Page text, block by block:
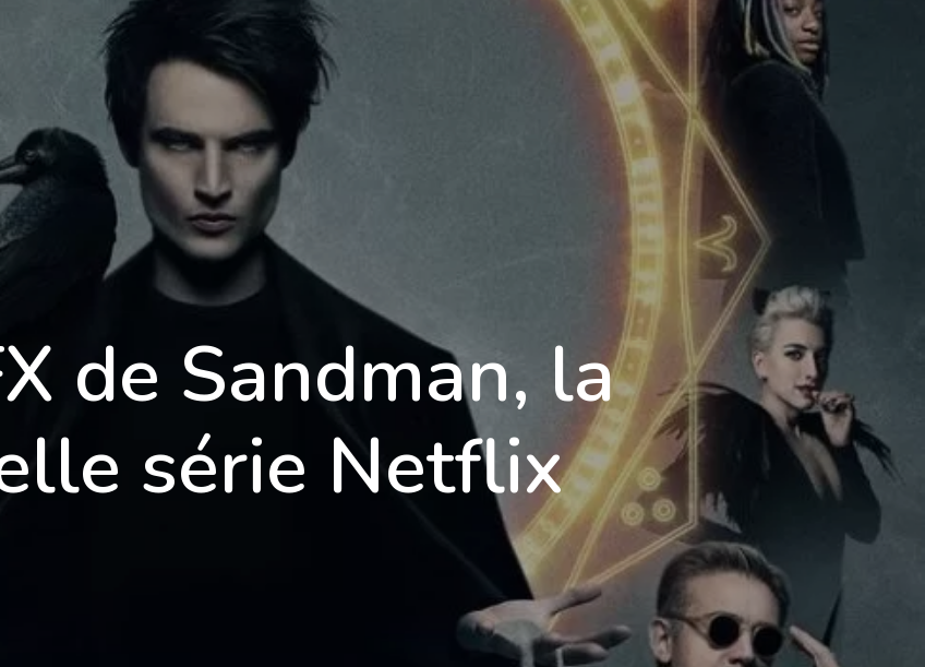
Foire aux questions Mentions Légales
Formations Tarifs Demande d'informations
de Sandman, la
série Netflix